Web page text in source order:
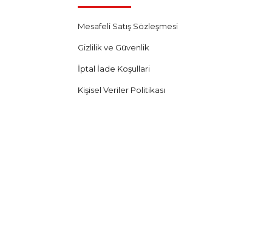
Mesafeli Satış Sözleşmesi
Gizlilik ve Güvenlik
İptal İade Koşullari
Kişisel Veriler Politikası